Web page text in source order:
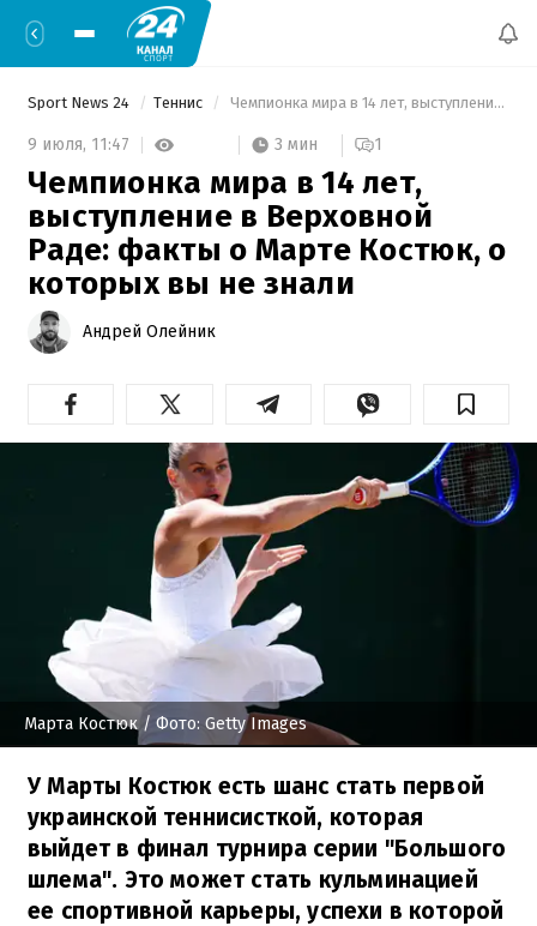
Sport News 24 Теннис Чемпионка мира в 14 лет, выступление в Верховной Раде: факты о Марте Костюк, о которых вы не знали
9 июля, 11:47 3 мин 1
Чемпионка мира в 14 лет,
выступление в Верховной
Раде: факты о Марте Костюк, о
которых вы не знали
Андрей Олейник
Марта Костюк/ Фото: Getty Images
У Марты Костюк есть шанс стать первой
украинской теннисисткой, которая
выйдет в финал турнира серии "Большого
шлема". Это может стать кульминацией
ее спортивной карьеры, успехи в которой